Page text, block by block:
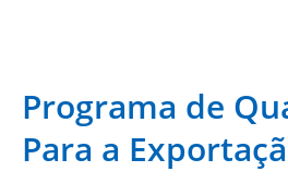
Programa de
Para a